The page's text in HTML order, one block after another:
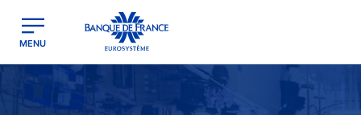
Banque de France - Menu Principal
MENU
Image